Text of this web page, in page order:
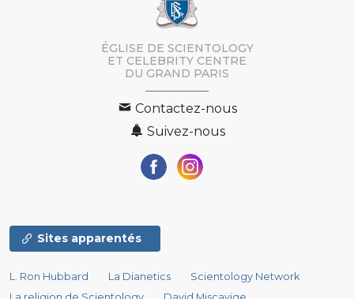
a-t-elle
A-t-elle
ÉGLISE DE SCIENTOLOGY
ET CELEBRITY CENTRE
DU GRAND PARIS
Contactez-nous
Suivez-nous
Sites apparentés
L. Ron Hubbard La Dianetics
Scientology Network